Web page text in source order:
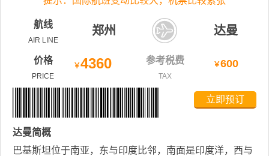
航线
AIR LINE
郑州 达曼
价格
PRICE
￥4360 参考税费
TAX
￥600
立即预订
达曼简概
巴基斯坦位于南亚，东与印度比邻，南面是印度洋，西与